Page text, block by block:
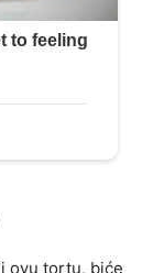
ovu tortu, biće